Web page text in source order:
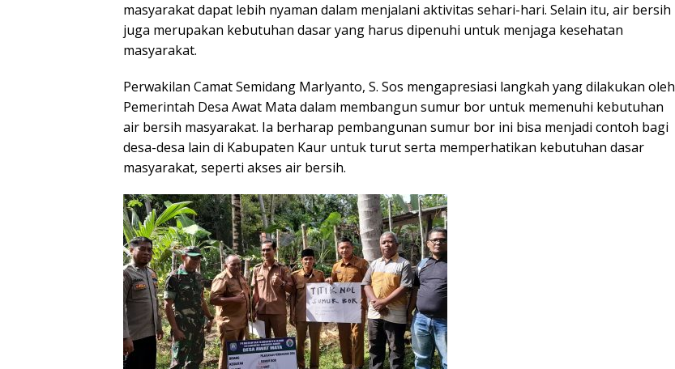
masyarakat dapat lebih nyaman dalam menjalani aktivitas sehari-hari. Selain itu, air bersih
juga merupakan kebutuhan dasar yang harus dipenuhi untuk menjaga kesehatan
masyarakat.
Perwakilan Camat Semidang Marlyanto, S. Sos mengapresiasi langkah yang dilakukan oleh
Pemerintah Desa Awat Mata dalam membangun sumur bor untuk memenuhi kebutuhan
air bersih masyarakat. Ia berharap pembangunan sumur bor ini bisa menjadi contoh bagi
desa-desa lain di Kabupaten Kaur untuk turut serta memperhatikan kebutuhan dasar
masyarakat, seperti akses air bersih.